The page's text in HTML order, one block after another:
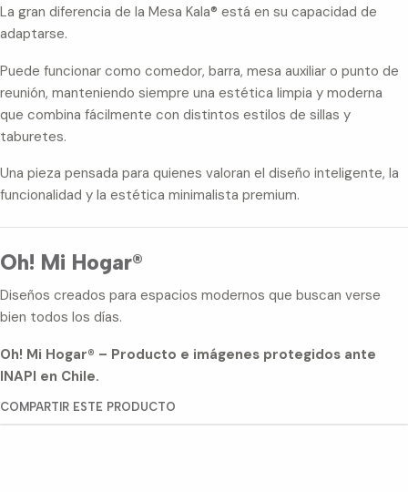
La gran diferencia de la Mesa Kala® está en su capacidad de
adaptarse.
Puede funcionar como comedor, barra, mesa auxiliar o punto de
reunión, manteniendo siempre una estética limpia y moderna
que combina fácilmente con distintos estilos de sillas y
taburetes.
Una pieza pensada para quienes valoran el diseño inteligente, la
funcionalidad y la estética minimalista premium.
Oh! Mi Hogar®
Diseños creados para espacios modernos que buscan verse
bien todos los días.
Oh! Mi Hogar® – Producto e imágenes protegidos ante
INAPI en Chile.
COMPARTIR ESTE PRODUCTO